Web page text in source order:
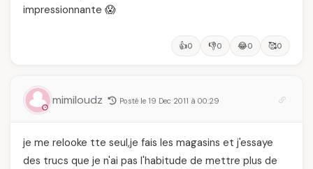
impressionnante 😱
👍0 👎0 😂0 🥰0
mimiloudz Posté le 19 Dec 2011 à 00:29
je me relooke tte seul,je fais les magasins et j'essaye
des trucs que je n'ai pas l'habitude de mettre plus de